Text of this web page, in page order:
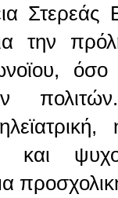
την
όσο